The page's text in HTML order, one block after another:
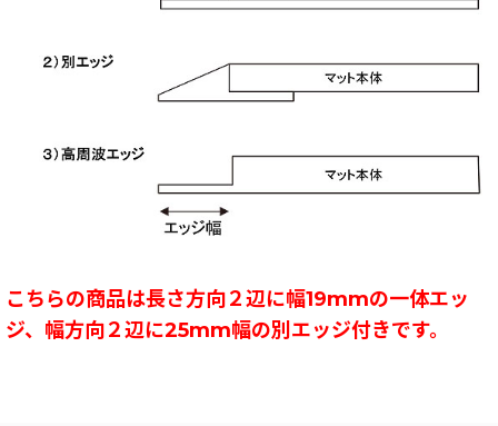
こちらの商品は長さ方向２辺に幅19mmの一体エッ
ジ、幅方向２辺に25mm幅の別エッジ付きです。